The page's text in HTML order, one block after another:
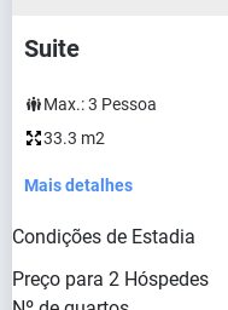
Suite
Max.:3 Pessoa
33.3 m2
Mais detalhes
Condições de Estadia
Preço para 2 Hóspedes